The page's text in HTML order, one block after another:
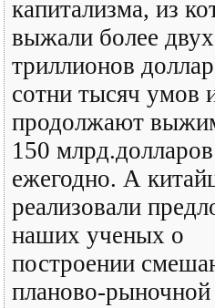
капитализма, из
выжали более двух
триллионов
сотни тысяч умов
продолжают
150 млрд.долларов
ежегодно. А
реализовали
наших ученых о
построении
планово-рыночной